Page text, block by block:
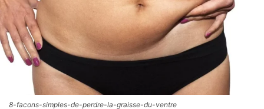
8-facons-simples-de-perdre-la-graisse-du-ventre